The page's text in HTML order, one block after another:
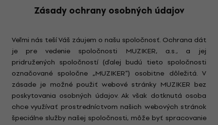
Zásady ochrany osobných údajov
Veľmi nás teší Váš záujem o našu spoločnosť. Ochrana dát
je pre vedenie spoločnosti MUZIKER, a.s., a jej
pridružených spoločností (ďalej budú tieto spoločnosti
označované spoločne „MUZIKER“) osobitne dôležitá. V
zásade je možné použiť webové stránky MUZIKER bez
poskytovania osobných údajov. Ak však dotknutá osoba
chce využívať prostredníctvom našich webových stránok
špeciálne služby našej spoločnosti, môže byť spracovanie